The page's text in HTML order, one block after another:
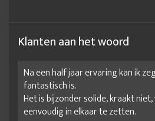
Klanten aan het woord
Na een half jaar ervaring kan ik
fantastisch is.
Het is bijzonder solide, kraakt
eenvoudig in elkaar te zetten.